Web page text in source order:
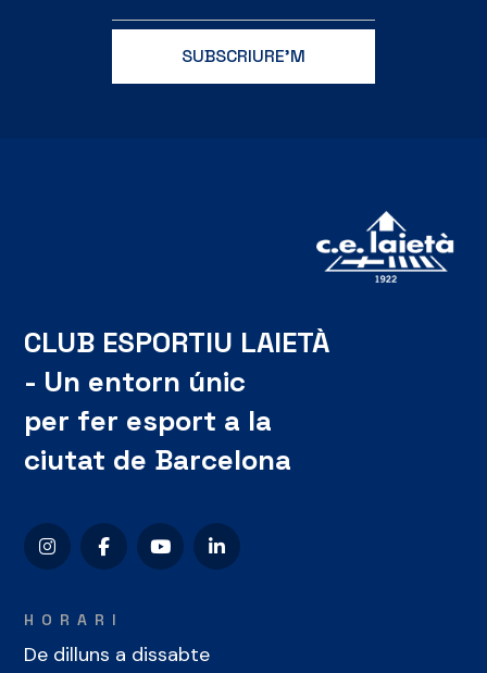
CLUB ESPORTIU LAIETÀ
- Un entorn únic
per fer esport a la
ciutat de Barcelona
HORARI
De dilluns a dissabte